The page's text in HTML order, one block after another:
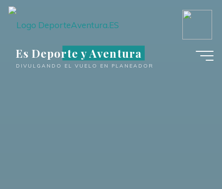
Saltar
Es Deporte y Aventura
DIVULGANDO EL VUELO EN PLANEADOR